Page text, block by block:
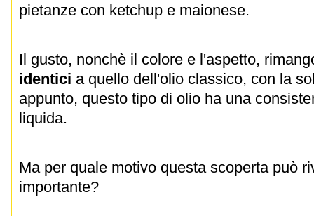
pietanze con ketchup e maionese.
Il gusto, nonchè il colore e l'aspetto,
identici a quello dell'olio classico, con la
appunto, questo tipo di olio ha una
liquida.
Ma per quale motivo questa scoperta può
importante?